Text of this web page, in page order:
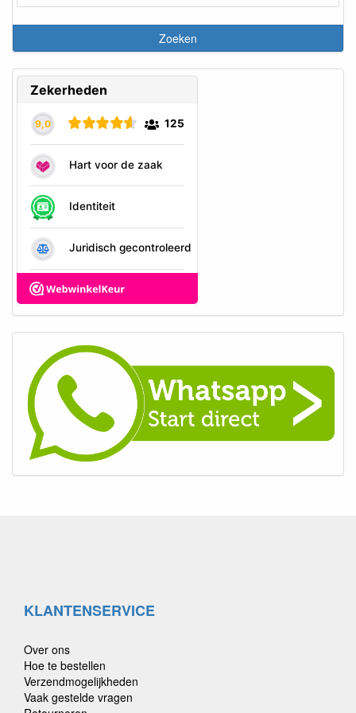
de jacht of training. Deze lijnen zijn stevig, betrouwbaar en bieden
de juiste balans tussen vrijheid en controle. Ze zijn verkrijgbaar in
verschillende lengtes, zodat je altijd de juiste lijn voor jouw situatie
verschillende diktes aan, zodat je de lijn kunt kiezen die het beste
bij de grootte en kracht van je hond past.
Loslooplijnen
De loslooplijnen zijn ideaal voor honden die graag vrij rondlopen,
maar waar controle nog steeds belangrijk is.
Deze lijnen zijn licht van gewicht en comfortabel in gebruik, maar
toch sterk en duurzaam.
Net als bij de jachtlijnen, bieden we ook hier verschillende lengtes
en twee diktes aan, zodat je de lijn kunt afstemmen op de
Bij De Hondensuper staat de veiligheid en het comfort van je
hond voorop.
Daarom kiezen we voor materialen van de hoogste kwaliteit en
zorgen we ervoor dat al onze lijnen en halsbanden zorgvuldig
worden getest.
Of je nu een lijn nodig hebt voor een puppy of een volwassen
hond, je vindt het bij ons.
KLANTENSERVICE
Over ons
Hoe te bestellen
Verzendmogelijkheden
Vaak gestelde vragen